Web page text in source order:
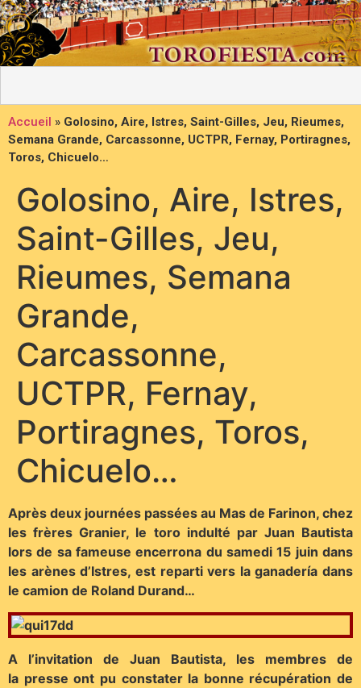
Accueil » Golosino, Aire, Istres, Saint-Gilles, Jeu, Rieumes,
Semana Grande, Carcassonne, UCTPR, Fernay, Portiragnes,
Toros, Chicuelo…
Golosino, Aire, Istres,
Saint-Gilles, Jeu,
Rieumes, Semana
Grande,
Carcassonne,
UCTPR, Fernay,
Portiragnes, Toros,
Chicuelo…
Après deux journées passées au Mas de Farinon, chez
les frères Granier, le toro indulté par Juan Bautista
lors de sa fameuse encerrona du samedi 15 juin dans
les arènes d’Istres, est reparti vers la ganadería dans
le camion de Roland Durand…
A l’invitation de Juan Bautista, les membres de
la presse ont pu constater la bonne récupération de